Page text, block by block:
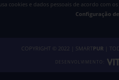
cookies e dados pessoais de acordo com
Configuração
COPYRIGHT © 2022 | SMARTPUR|
DESENVOLVIMENTO: